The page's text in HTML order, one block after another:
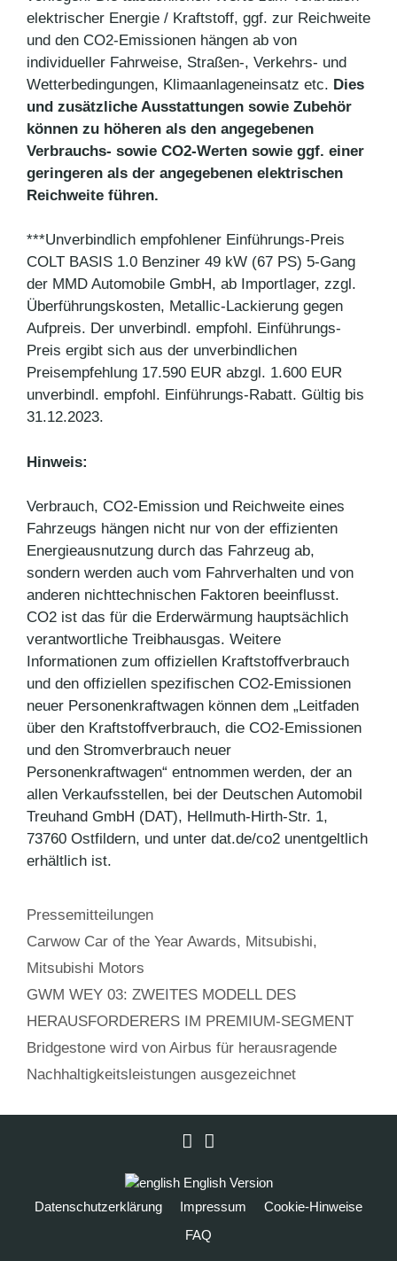
elektrischer Energie / Kraftstoff, ggf. zur Reichweite
und den CO2-Emissionen hängen ab von
individueller Fahrweise, Straßen-, Verkehrs- und
Wetterbedingungen, Klimaanlageneinsatz etc. Dies
und zusätzliche Ausstattungen sowie Zubehör
können zu höheren als den angegebenen
Verbrauchs- sowie CO2-Werten sowie ggf. einer
geringeren als der angegebenen elektrischen
Reichweite führen.
***Unverbindlich empfohlener Einführungs-Preis
COLT BASIS 1.0 Benziner 49 kW (67 PS) 5-Gang
der MMD Automobile GmbH, ab Importlager, zzgl.
Überführungskosten, Metallic-Lackierung gegen
Aufpreis. Der unverbindl. empfohl. Einführungs-
Preis ergibt sich aus der unverbindlichen
Preisempfehlung 17.590 EUR abzgl. 1.600 EUR
unverbindl. empfohl. Einführungs-Rabatt. Gültig bis
31.12.2023.
Hinweis:
Verbrauch, CO2-Emission und Reichweite eines
Fahrzeugs hängen nicht nur von der effizienten
Energieausnutzung durch das Fahrzeug ab,
sondern werden auch vom Fahrverhalten und von
anderen nichttechnischen Faktoren beeinflusst.
CO2 ist das für die Erderwärmung hauptsächlich
verantwortliche Treibhausgas. Weitere
Informationen zum offiziellen Kraftstoffverbrauch
und den offiziellen spezifischen CO2-Emissionen
neuer Personenkraftwagen können dem „Leitfaden
über den Kraftstoffverbrauch, die CO2-Emissionen
und den Stromverbrauch neuer
Personenkraftwagen“ entnommen werden, der an
allen Verkaufsstellen, bei der Deutschen Automobil
Treuhand GmbH (DAT), Hellmuth-Hirth-Str. 1,
73760 Ostfildern, und unter dat.de/co2 unentgeltlich
erhältlich ist.
Kategorien
Pressemitteilungen
Schlagwörter
Carwow Car of the Year Awards, Mitsubishi,
Mitsubishi Motors
GWM WEY 03: ZWEITES MODELL DES
HERAUSFORDERERS IM PREMIUM-SEGMENT
Bridgestone wird von Airbus für herausragende
Nachhaltigkeitsleistungen ausgezeichnet
LinkedIn
English Version
Datenschutzerklärung
Impressum
Cookie-Hinweise
FAQ